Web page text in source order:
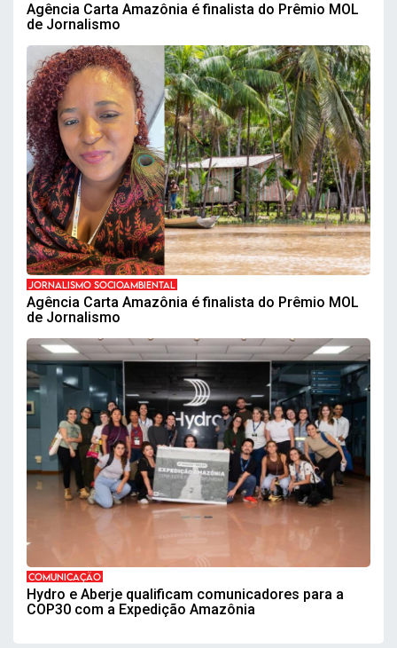
Agência Carta Amazônia é finalista do Prêmio MOL
de Jornalismo
JORNALISMO SOCIOAMBIENTAL
Agência Carta Amazônia é finalista do Prêmio MOL
de Jornalismo
COMUNICAÇÃO
Hydro e Aberje qualificam comunicadores para a
COP30 com a Expedição Amazônia